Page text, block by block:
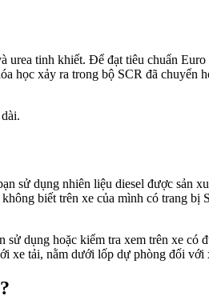
tinh khiết. Để đạt tiêu chuẩn
học xảy ra trong bộ SCR đã
sử dụng nhiên liệu diesel được sản
biết trên xe của mình có trang
dụng hoặc kiểm tra xem trên xe
xe tải, nằm dưới lốp dự phòng đối với